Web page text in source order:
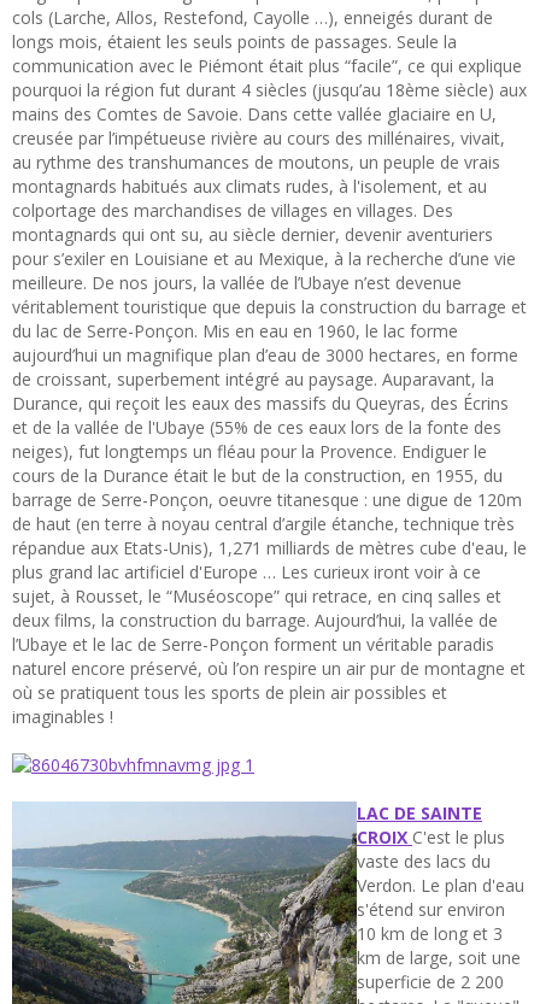
cols (Larche, Allos, Restefond, Cayolle …), enneigés durant de
longs mois, étaient les seuls points de passages. Seule la
communication avec le Piémont était plus “facile”, ce qui explique
pourquoi la région fut durant 4 siècles (jusqu’au 18ème siècle) aux
mains des Comtes de Savoie. Dans cette vallée glaciaire en U,
creusée par l’impétueuse rivière au cours des millénaires, vivait,
au rythme des transhumances de moutons, un peuple de vrais
montagnards habitués aux climats rudes, à l'isolement, et au
colportage des marchandises de villages en villages. Des
montagnards qui ont su, au siècle dernier, devenir aventuriers
pour s’exiler en Louisiane et au Mexique, à la recherche d’une vie
meilleure. De nos jours, la vallée de l’Ubaye n’est devenue
véritablement touristique que depuis la construction du barrage et
du lac de Serre-Ponçon. Mis en eau en 1960, le lac forme
aujourd’hui un magnifique plan d’eau de 3000 hectares, en forme
de croissant, superbement intégré au paysage. Auparavant, la
Durance, qui reçoit les eaux des massifs du Queyras, des Écrins
et de la vallée de l'Ubaye (55% de ces eaux lors de la fonte des
neiges), fut longtemps un fléau pour la Provence. Endiguer le
cours de la Durance était le but de la construction, en 1955, du
barrage de Serre-Ponçon, oeuvre titanesque : une digue de 120m
de haut (en terre à noyau central d’argile étanche, technique très
répandue aux Etats-Unis), 1,271 milliards de mètres cube d'eau, le
plus grand lac artificiel d'Europe … Les curieux iront voir à ce
sujet, à Rousset, le “Muséoscope” qui retrace, en cinq salles et
deux films, la construction du barrage. Aujourd’hui, la vallée de
l’Ubaye et le lac de Serre-Ponçon forment un véritable paradis
naturel encore préservé, où l’on respire un air pur de montagne et
où se pratiquent tous les sports de plein air possibles et
imaginables !
LAC DE SAINTE
CROIX C'est le plus
vaste des lacs du
Verdon. Le plan d'eau
s'étend sur environ
10 km de long et 3
km de large, soit une
superficie de 2 200